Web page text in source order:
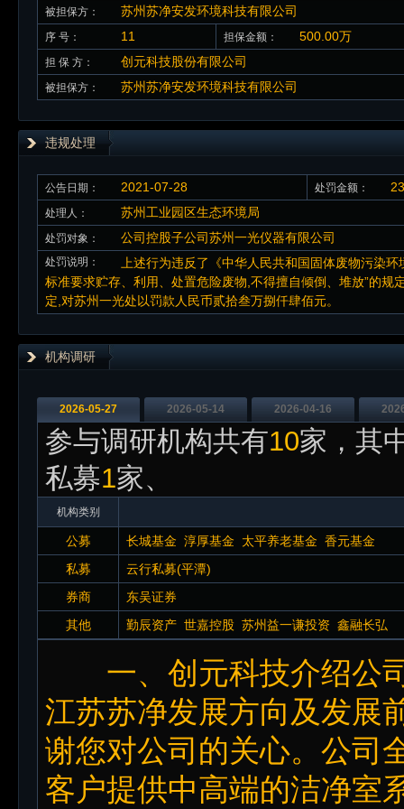
被担保方： 苏州苏净安发环境科技有限公司
序 号： 11 担保金额： 500.00万
担 保 方： 创元科技股份有限公司
被担保方： 苏州苏净安发环境科技有限公司
违规处理
公告日期： 2021-07-28 处罚金额：
处理人： 苏州工业园区生态环境局
处罚对象： 公司控股子公司苏州一光仪器有限公司
处罚说明：
上述行为违反了《中华人民共和国固体废物污染
标准要求贮存、利用、处置危险废物,不得擅自倾倒、堆放”的
定,对苏州一光处以罚款人民币贰拾叁万捌仟肆佰元。
机构调研
2026-05-27 2026-05-14 2026-04-16
参与调研机构共有10家，其
私募1家、
机构类别
公募 长城基金 淳厚基金 太平养老基金 香元基金
私募
云行私募(平潭)
券商
东吴证券
其他
勤辰资产 世嘉控股 苏州益一谦投资 鑫融长弘
一、创元科技介绍公司
江苏苏净发展方向及发展
谢您对公司的关心。公司
客户提供中高端的洁净室